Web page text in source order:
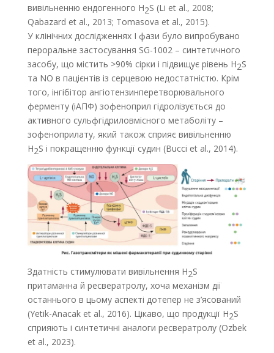
вивільненню ендогенного H2S (Li et al., 2008;
Qabazard et al., 2013; Tomasova et al., 2015).
У клінічних дослідженнях I фази було випробувано
пероральне застосування SG-1002 – синтетичного
засобу, що містить >90% сірки і підвищує рівень H2S
та NO в пацієнтів із серцевою недостатністю. Крім
того, інгібітор ангіотензинперетворювального
ферменту (іАПФ) зофеноприл гідролізується до
активного сульфгідриловмісного метаболіту –
зофеноприлату, який також сприяє вивільненню
H2S і покращенню функції судин (Bucci et al., 2014).
Здатність стимулювати вивільнення H2S
притаманна й ресвератролу, хоча механізм дії
останнього в цьому аспекті дотепер не з’ясований
(Yetik-Anacak et al., 2016). Цікаво, що продукції H2S
сприяють і синтетичні аналоги ресвератролу (Ozbek
et al., 2023).